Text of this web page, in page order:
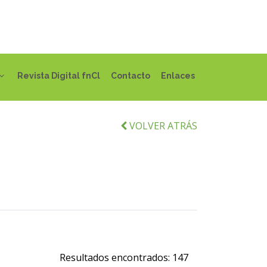
Revista Digital fnCl Contacto Enlaces
VOLVER ATRÁS
Resultados encontrados: 147